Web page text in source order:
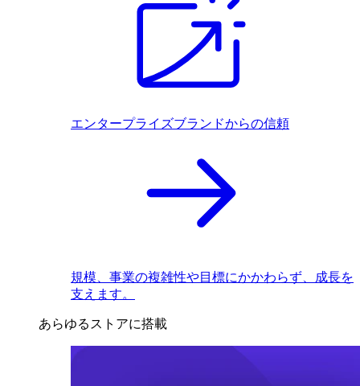
エンタープライズブランドからの信頼
規模、事業の複雑性や目標にかかわらず、成長を
支えます。
あらゆるストアに搭載